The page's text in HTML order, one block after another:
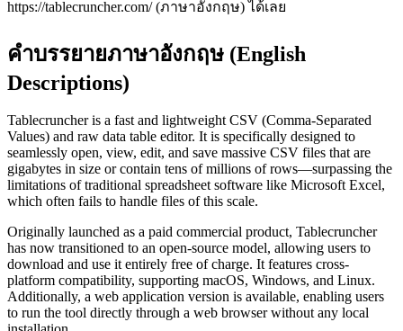
https://tablecruncher.com/ (ภาษาอังกฤษ) ได้เลย
คำบรรยายภาษาอังกฤษ (English
Descriptions)
Tablecruncher is a fast and lightweight CSV (Comma-Separated
Values) and raw data table editor. It is specifically designed to
seamlessly open, view, edit, and save massive CSV files that are
gigabytes in size or contain tens of millions of rows—surpassing the
limitations of traditional spreadsheet software like Microsoft Excel,
which often fails to handle files of this scale.
Originally launched as a paid commercial product, Tablecruncher
has now transitioned to an open-source model, allowing users to
download and use it entirely free of charge. It features cross-
platform compatibility, supporting macOS, Windows, and Linux.
Additionally, a web application version is available, enabling users
to run the tool directly through a web browser without any local